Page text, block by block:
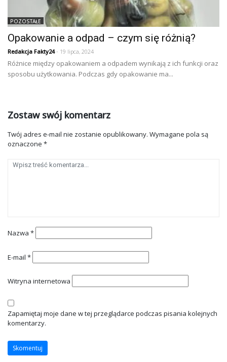
POZOSTAŁE
Opakowanie a odpad – czym się różnią?
Redakcja Fakty24- 19 lipca, 2024
Różnice między opakowaniem a odpadem wynikają z ich funkcji oraz
sposobu użytkowania. Podczas gdy opakowanie ma...
Zostaw swój komentarz
Twój adres e-mail nie zostanie opublikowany. Wymagane pola są
oznaczone *
Nazwa *
E-mail *
Witryna internetowa
Zapamiętaj moje dane w tej przeglądarce podczas pisania kolejnych
komentarzy.